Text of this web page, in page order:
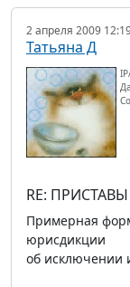
2 апреля 2009
Татьяна Д
RE:
Примерная
юрисдикции
об исключении